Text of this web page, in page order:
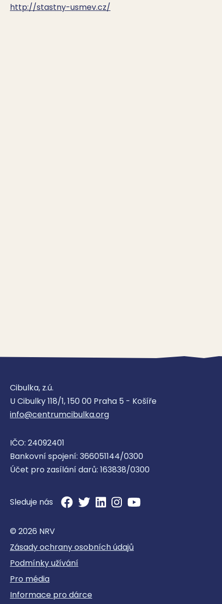
http://stastny-usmev.cz/
Cibulka, z.ú.
U Cibulky 118/1, 150 00 Praha 5 - Košíře
info@centrumcibulka.org
IČO: 24092401
Bankovní spojení: 366051144/0300
Účet pro zasílání darů: 163838/0300
Sleduje nás
© 2026 NRV
Zásady ochrany osobních údajů
Podmínky užívání
Pro média
Informace pro dárce